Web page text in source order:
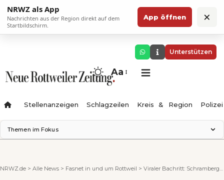
NRWZ als App
Nachrichten aus der Region direkt auf dem
Startbildschirm.
App öffnen ×
Unterstützen
Aa
Stellenanzeigen Schlagzeilen Kreis & Region Polizei
Themen im Fokus
Science Center
NRWZ.de > Alle News > Fasnet in und um Rottweil > Viraler Bachritt: Schramberger „Da-bach-na-Fahrt“ begeistert Millionen im Netz